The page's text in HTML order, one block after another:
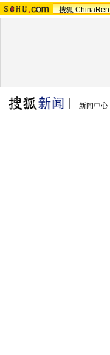
搜狐 ChinaRen
新闻中心